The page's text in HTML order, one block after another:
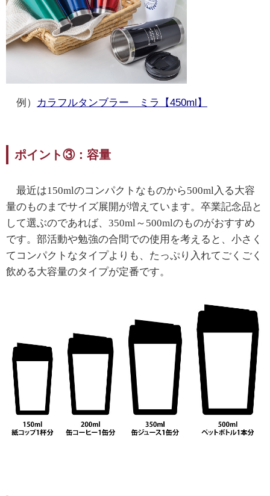
例） カラフルタンブラー ミラ【450ml】
ポイント③：容量
最近は150mlのコンパクトなものから500ml入る大容
量のものまでサイズ展開が増えています。卒業記念品と
して選ぶのであれば、350ml～500mlのものがおすすめ
です。部活動や勉強の合間での使用を考えると、小さく
てコンパクトなタイプよりも、たっぷり入れてごくごく
飲める大容量のタイプが定番です。